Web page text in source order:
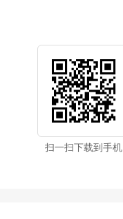
扫一扫下载到手机